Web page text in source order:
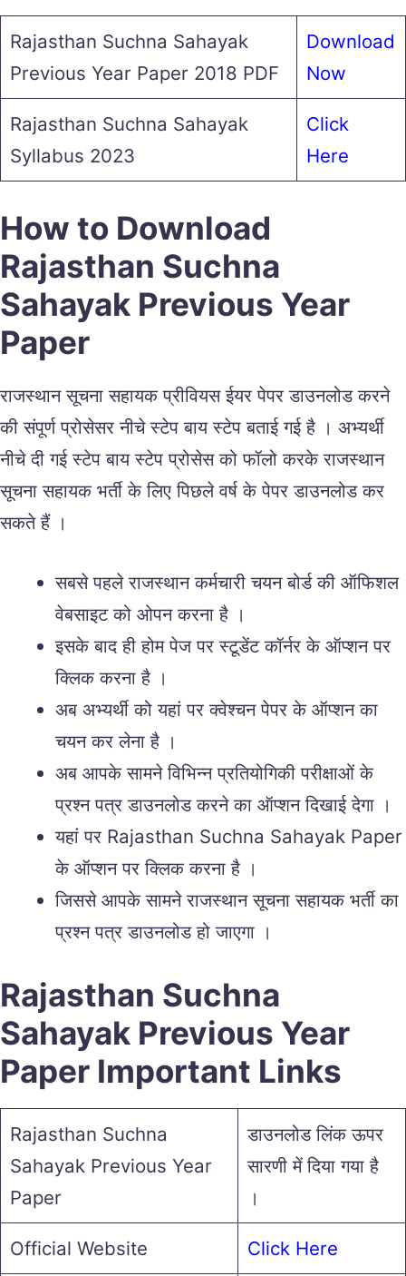
Rajasthan Suchna Sahayak
Previous Year Paper 2018 PDF
Download
Now
Rajasthan Suchna Sahayak
Syllabus 2023
Click
Here
How to Download
Rajasthan Suchna
Sahayak Previous Year
Paper
राजस्थान सूचना सहायक प्रीवियस ईयर पेपर डाउनलोड करने
की संपूर्ण प्रोसेसर नीचे स्टेप बाय स्टेप बताई गई है । अभ्यर्थी
नीचे दी गई स्टेप बाय स्टेप प्रोसेस को फॉलो करके राजस्थान
सूचना सहायक भर्ती के लिए पिछले वर्ष के पेपर डाउनलोड कर
सकते हैं ।
सबसे पहले राजस्थान कर्मचारी चयन बोर्ड की ऑफिशल
वेबसाइट को ओपन करना है ।
इसके बाद ही होम पेज पर स्टूडेंट कॉर्नर के ऑप्शन पर
क्लिक करना है ।
अब अभ्यर्थी को यहां पर क्वेश्चन पेपर के ऑप्शन का
चयन कर लेना है ।
अब आपके सामने विभिन्न प्रतियोगिकी परीक्षाओं के
प्रश्न पत्र डाउनलोड करने का ऑप्शन दिखाई देगा ।
यहां पर Rajasthan Suchna Sahayak Paper
के ऑप्शन पर क्लिक करना है ।
जिससे आपके सामने राजस्थान सूचना सहायक भर्ती का
प्रश्न पत्र डाउनलोड हो जाएगा ।
Rajasthan Suchna
Sahayak Previous Year
Paper Important Links
Rajasthan Suchna
Sahayak Previous Year
Paper
डाउनलोड लिंक ऊपर
सारणी में दिया गया है
।
Official Website Click Here